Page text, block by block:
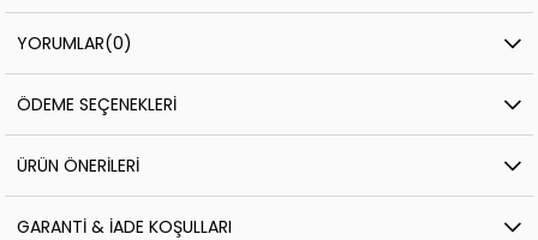
YORUMLAR(0)
ÖDEME SEÇENEKLERI
ÜRÜN ÖNERILERI
GARANTI & İADE KOŞULLARI